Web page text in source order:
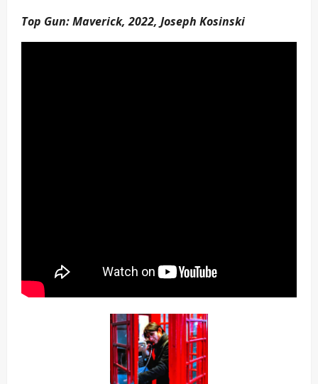
Top Gun: Maverick, 2022, Joseph Kosinski